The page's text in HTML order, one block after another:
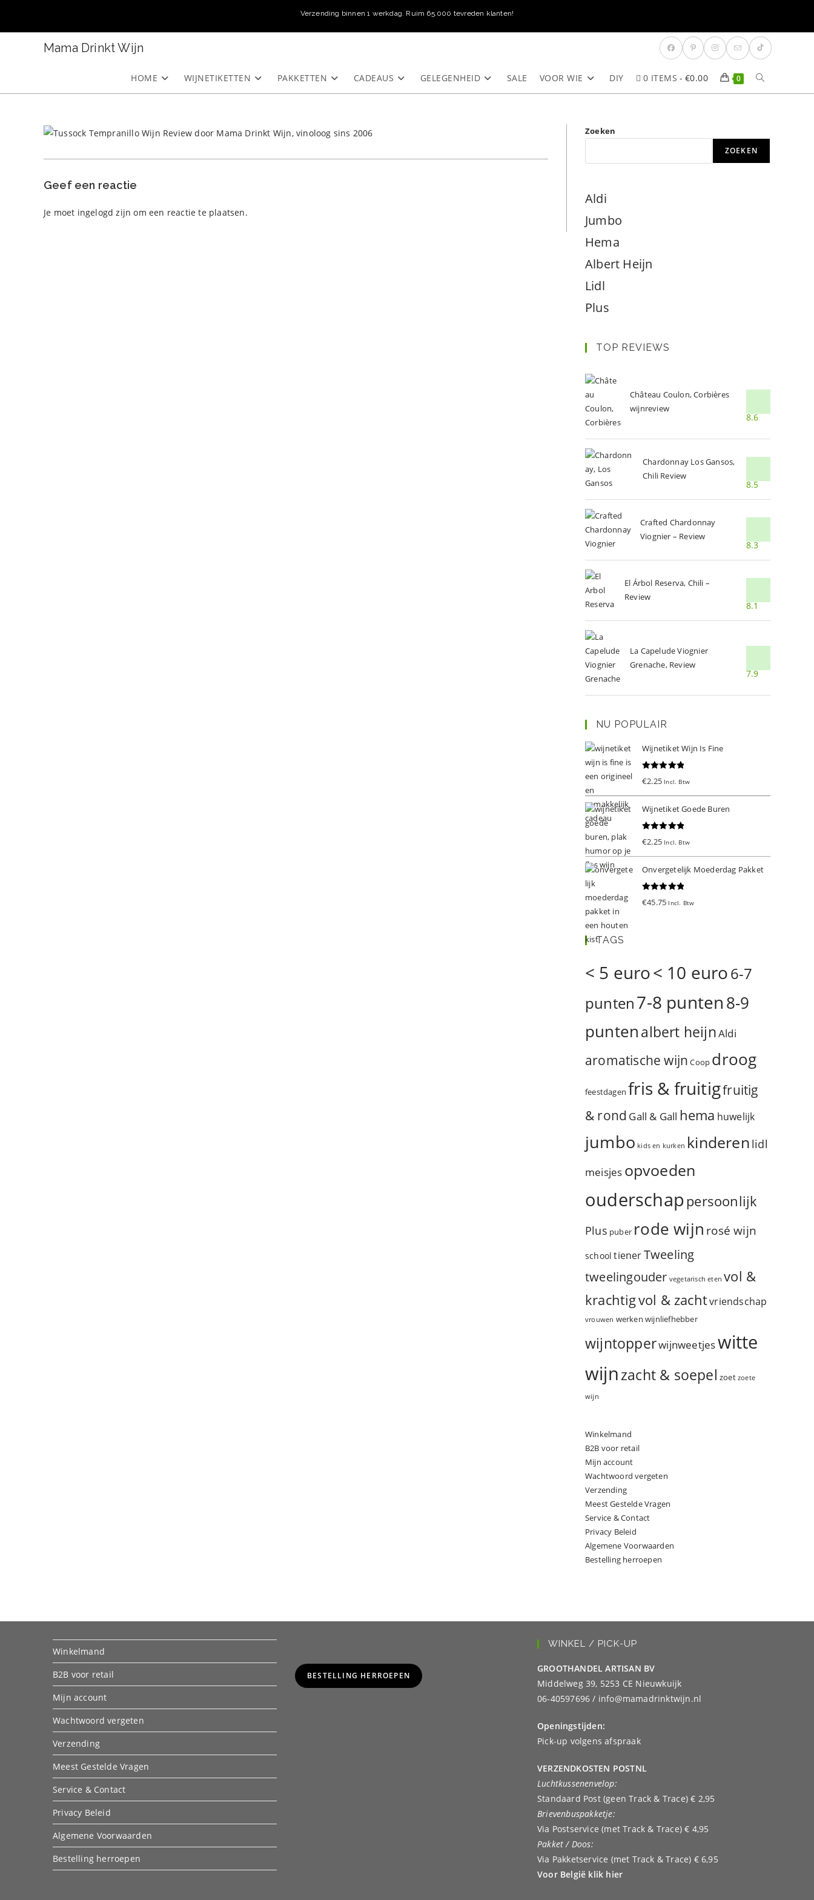
Verzending binnen 1 werkdag. Ruim 65.000 tevreden klanten!
Mama Drinkt Wijn
HOME WIJNETIKETTEN PAKKETTEN CADEAUS GELEGENHEID SALE VOOR WIE DIY 0 ITEMS €0.00 0 TOGGLE
ZOEKEN
Geef een reactie
Je moet ingelogd zijn om een reactie te plaatsen.
Zoeken
ZOEKEN
Aldi
Jumbo
Hema
Albert Heijn
Lidl
Plus
TOP REVIEWS
Château Coulon, Corbières
wijnreview
8.6
Chardonnay Los Gansos,
Chili Review
8.5
Crafted Chardonnay
Viognier – Review
8.3
El Árbol Reserva, Chili –
Review
8.1
La Capelude Viognier
Grenache, Review
7.9
NU POPULAIR
Wijnetiket Wijn Is Fine
€2.25 Incl. Btw
Wijnetiket Goede Buren
€2.25 Incl. Btw
Onvergetelijk Moederdag Pakket
€45.75 Incl. Btw
TAGS
< 5 euro< 10 euro6-7
punten7-8 punten8-9
puntenalbert heijnAldi
aromatische wijn Coop droog
feestdagen fris & fruitigfruitig
& rond Gall & Gall hema huwelijk
jumbo kids en kurken kinderen lidl
meisjes opvoeden
ouderschappersoonlijk
Plus puber rode wijn rosé wijn
school tienerTweeling
tweelingouder vegetarisch eten vol &
krachtigvol & zachtvriendschap
vrouwen werken wijnliefhebber
wijntopperwijnweetjeswitte
wijnzacht & soepel zoet zoete
wijn
Winkelmand
B2B voor retail
Mijn account
Wachtwoord vergeten
Verzending
Meest Gestelde Vragen
Service & Contact
Privacy Beleid
Algemene Voorwaarden
Bestelling herroepen
Winkelmand
B2B voor retail
Mijn account
Wachtwoord vergeten
Verzending
Meest Gestelde Vragen
Service & Contact
Privacy Beleid
Algemene Voorwaarden
Bestelling herroepen
BESTELLING HERROEPEN
WINKEL / PICK-UP
GROOTHANDEL ARTISAN BV
Middelweg 39, 5253 CE Nieuwkuijk
06-40597696 / info@mamadrinktwijn.nl
Openingstijden:
Pick-up volgens afspraak
VERZENDKOSTEN POSTNL
Luchtkussenenvelop:
Standaard Post (geen Track & Trace) € 2,95
Brievenbuspakketje:
Via Postservice (met Track & Trace) € 4,95
Pakket / Doos:
Via Pakketservice (met Track & Trace) € 6,95
Voor België klik hier